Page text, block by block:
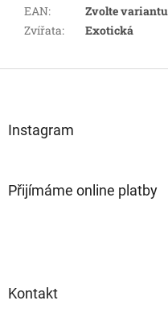
EAN:
Zvolte variantu
Zvířata: Exotická
Instagram
Přijímáme online platby
Kontakt